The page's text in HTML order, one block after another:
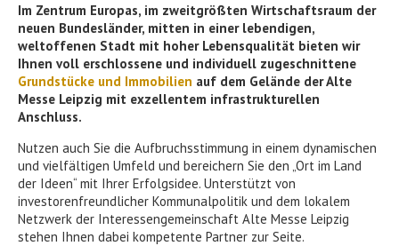
Im Zentrum Europas, im zweitgrößten Wirtschaftsraum der
neuen Bundesländer, mitten in einer lebendigen,
weltoffenen Stadt mit hoher Lebensqualität bieten wir
Ihnen voll erschlossene und individuell zugeschnittene
Grundstücke und Immobilien auf dem Gelände der Alte
Messe Leipzig mit exzellentem infrastrukturellen
Anschluss.
Nutzen auch Sie die Aufbruchsstimmung in einem dynamischen
und vielfältigen Umfeld und bereichern Sie den „Ort im Land
der Ideen“ mit Ihrer Erfolgsidee. Unterstützt von
investorenfreundlicher Kommunalpolitik und dem lokalem
Netzwerk der Interessengemeinschaft Alte Messe Leipzig
stehen Ihnen dabei kompetente Partner zur Seite.